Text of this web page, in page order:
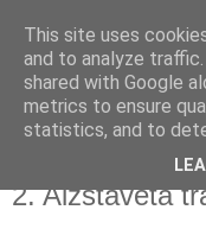
2. Aizstāvētā
This site uses
and to analyze
shared with Google
metrics to ensure
statistics, and to